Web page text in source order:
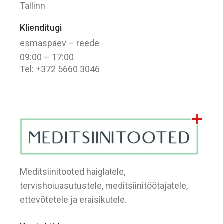
Meditsiinitooted haiglatele,
tervishoiuasutustele, meditsiinitöötajatele,
ettevõtetele ja eraisikutele.
Tallinn
Klienditugi
esmaspäev – reede
09:00 – 17:00
Tel: +372 5660 3046